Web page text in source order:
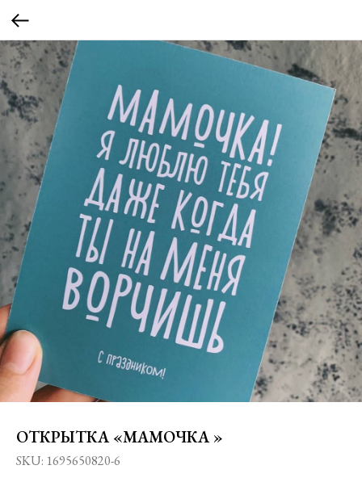
ОТКРЫТКА «МАМОЧКА »
SKU: 1695650820-6